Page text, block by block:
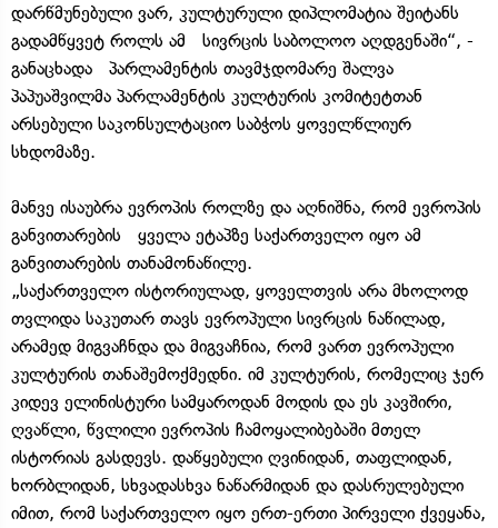
დარწმუნებული ვარ, კულტურული დიპლომატია შეიტანს
გადამწყვეტ როლს ამ სივრცის საბოლოო აღდგენაში“, -
განაცხადა პარლამენტის თავმჯდომარე შალვა
პაპუაშვილმა პარლამენტის კულტურის კომიტეტთან
არსებული საკონსულტაციო საბჭოს ყოველწლიურ
სხდომაზე.
მანვე ისაუბრა ევროპის როლზე და აღნიშნა, რომ ევროპის
განვითარების ყველა ეტაპზე საქართველო იყო ამ
განვითარების თანამონაწილე.
„საქართველო ისტორიულად, ყოველთვის არა მხოლოდ
თვლიდა საკუთარ თავს ევროპული სივრცის ნაწილად,
არამედ მიგვაჩნდა და მიგვაჩნია, რომ ვართ ევროპული
კულტურის თანაშემოქმედნი. იმ კულტურის, რომელიც ჯერ
კიდევ ელინისტური სამყაროდან მოდის და ეს კავშირი,
ღვაწლი, წვლილი ევროპის ჩამოყალიბებაში მთელ
ისტორიას გასდევს. დაწყებული ღვინიდან, თაფლიდან,
ხორბლიდან, სხვადასხვა ნაწარმიდან და დასრულებული
იმით, რომ საქართველო იყო ერთ-ერთი პირველი ქვეყანა,